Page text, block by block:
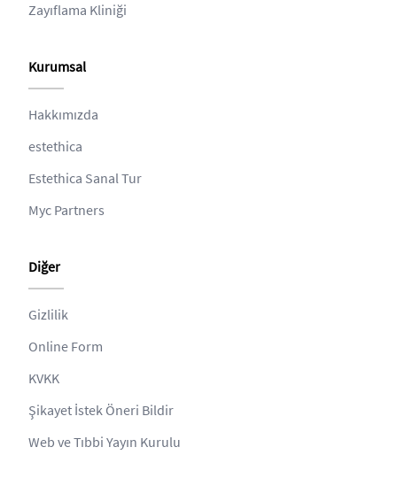
Zayıflama Kliniği
Kurumsal
Hakkımızda
estethica
Estethica Sanal Tur
Myc Partners
Diğer
Gizlilik
Online Form
KVKK
Şikayet İstek Öneri Bildir
Web ve Tıbbi Yayın Kurulu